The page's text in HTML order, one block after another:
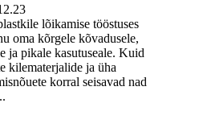
lõikamise tööstuses
oma kõrgele kõvadusele,
ja pikale kasutuseale. Kuid
kilematerjalide ja üha
korral seisavad nad